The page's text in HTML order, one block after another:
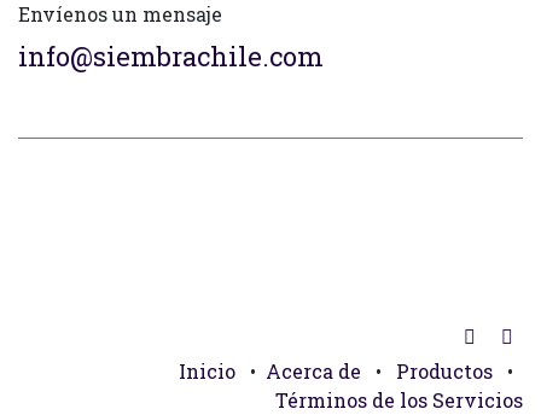
Envíenos un mensaje
info@siembrachile.com
Inicio • Acerca de • Productos
•
Términos de los Servicios